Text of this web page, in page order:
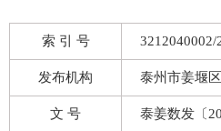
索 引 号 3212040002/
发布机构 泰州市姜堰
文 号 泰姜数发〔